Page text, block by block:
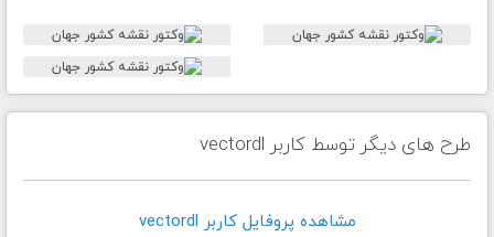
طرح های دیگر توسط کاربر vectordl
مشاهده پروفايل کاربر vectordl